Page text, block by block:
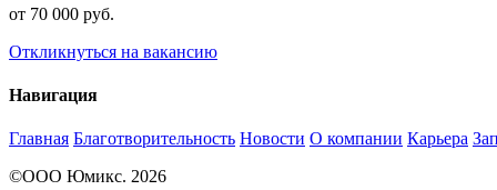
от 70 000 руб.
Откликнуться на вакансию
Навигация
Главная Благотворительность Новости О компании Карьера
©ООО Юмикс. 2026